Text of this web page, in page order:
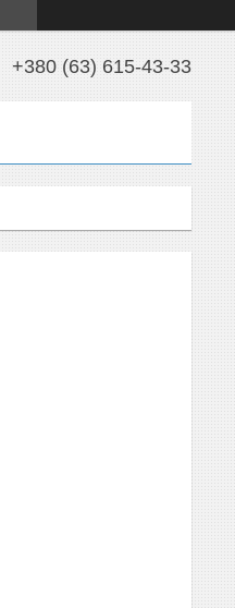
+380 (63) 615-43-33